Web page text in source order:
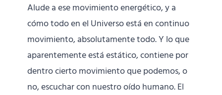
Alude a ese movimiento energético, y a
cómo todo en el Universo está en continuo
movimiento, absolutamente todo. Y lo que
aparentemente está estático, contiene por
dentro cierto movimiento que podemos, o
no, escuchar con nuestro oído humano. El